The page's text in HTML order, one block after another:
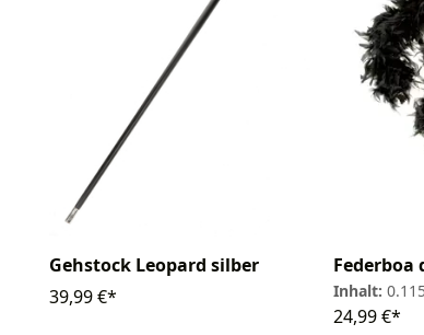
Gehstock Leopard silber
39,99 €*
Federboa
Inhalt:
24,99 €*